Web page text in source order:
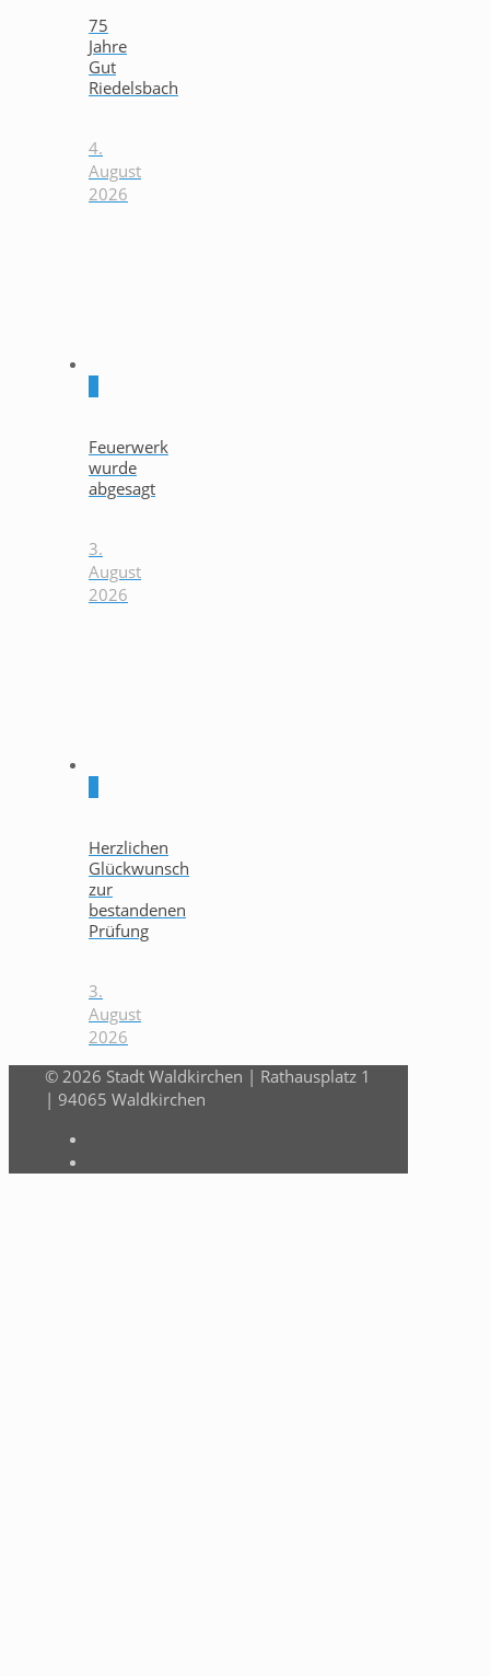
75
Jahre
Gut
Riedelsbach
4.
August
2026
Feuerwerk
wurde
abgesagt
3.
August
2026
Herzlichen
Glückwunsch
zur
bestandenen
Prüfung
3.
August
2026
© 2026 Stadt Waldkirchen | Rathausplatz 1
| 94065 Waldkirchen